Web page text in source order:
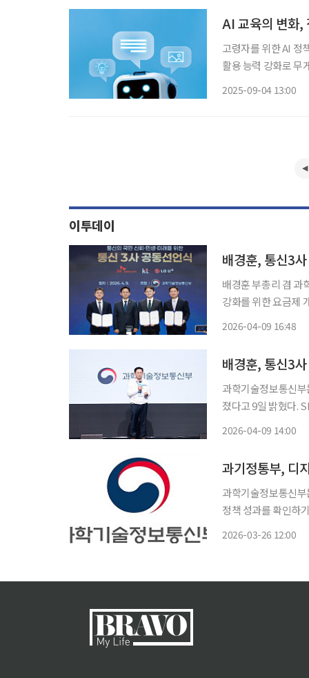
AI 교육의 변화,
고령자를 위한 AI 정
활용 능력 강화로 무
2025-09-04 13:00
이투데이
배경훈 부총리 겸 과
강화를 위한 요금제
2026-04-09 16:48
배경훈, 통신3
과학기술정보통신
졌다고 9일 밝혔다.
2026-04-09 14:00
과학기술정보통신
정책 성과를 확인하
2026-03-26 12:00